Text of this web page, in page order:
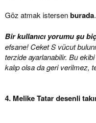
Göz atmak istersenburada.
Bir kullanıcı yorumu şu
efsane! Ceket S vücut
terzide ayarlanabilir. Bu
kalıp olsa da geri verilmez,
4. Melike Tatar desenli